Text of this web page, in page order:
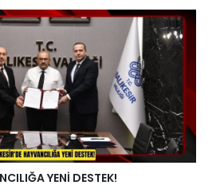
YENİ DESTEK!